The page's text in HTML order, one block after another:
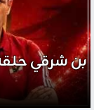
بن شرقي